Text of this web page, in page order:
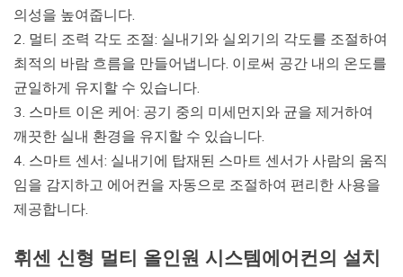
의성을 높여줍니다.
2. 멀티 조력 각도 조절: 실내기와 실외기의 각도를 조절하여
최적의 바람 흐름을 만들어냅니다. 이로써 공간 내의 온도를
균일하게 유지할 수 있습니다.
3. 스마트 이온 케어: 공기 중의 미세먼지와 균을 제거하여
깨끗한 실내 환경을 유지할 수 있습니다.
4. 스마트 센서: 실내기에 탑재된 스마트 센서가 사람의 움직
임을 감지하고 에어컨을 자동으로 조절하여 편리한 사용을
제공합니다.
휘센 신형 멀티 올인원 시스템에어컨의 설치